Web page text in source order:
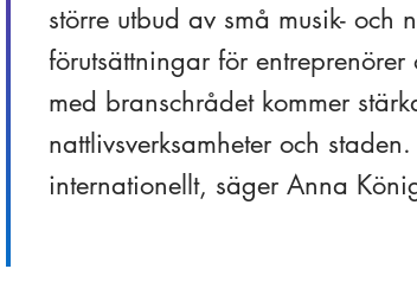
större utbud av små musik- och
förutsättningar för
med branschrådet kommer
nattlivsverksamheter och
internationellt, säger Anna